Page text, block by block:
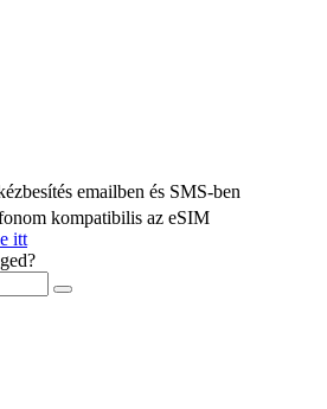
emailben és SMS-ben
kompatibilis az eSIM
itt